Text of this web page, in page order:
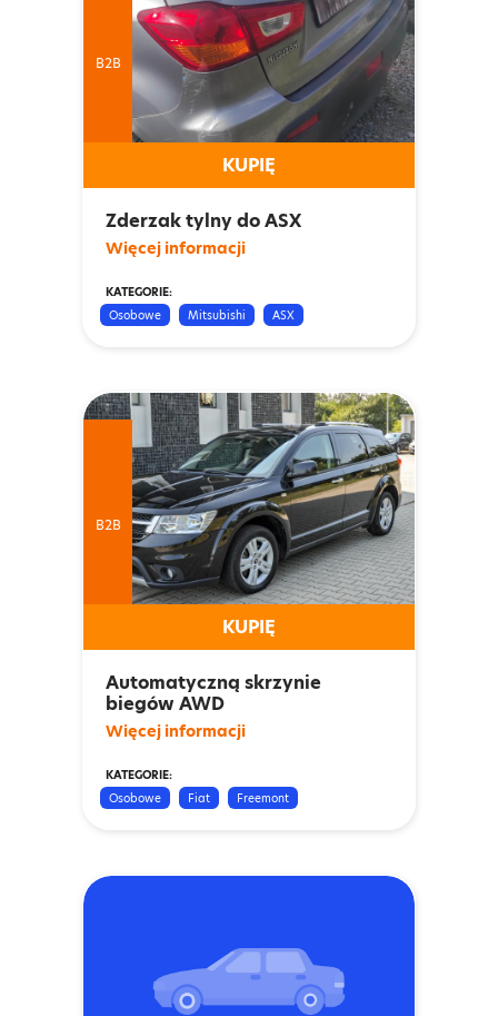
B2B
KUPIĘ
Zderzak tylny do ASX
Więcej informacji
KATEGORIE:
Osobowe
Mitsubishi ASX
B2B
KUPIĘ
Automatyczną skrzynie
biegów AWD
Więcej informacji
KATEGORIE:
Osobowe
Fiat Freemont